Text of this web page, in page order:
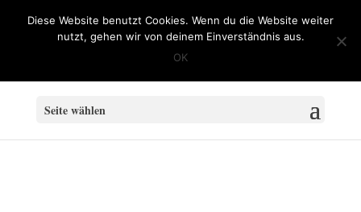
info@Klassische-Automobile-Wesel.de
Seite wählen
Diese Website benutzt Cookies. Wenn du die Website weiter
nutzt, gehen wir von deinem Einverständnis aus.
OK